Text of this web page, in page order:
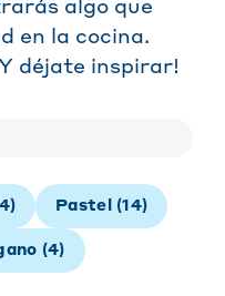
algo que
en la cocina.
déjate inspirar!
) Pastel (14)
(4)